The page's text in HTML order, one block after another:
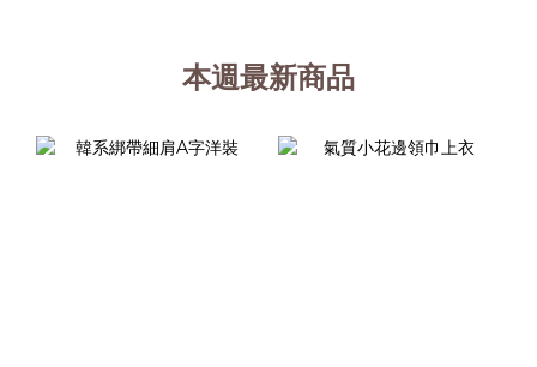
本週最新商品